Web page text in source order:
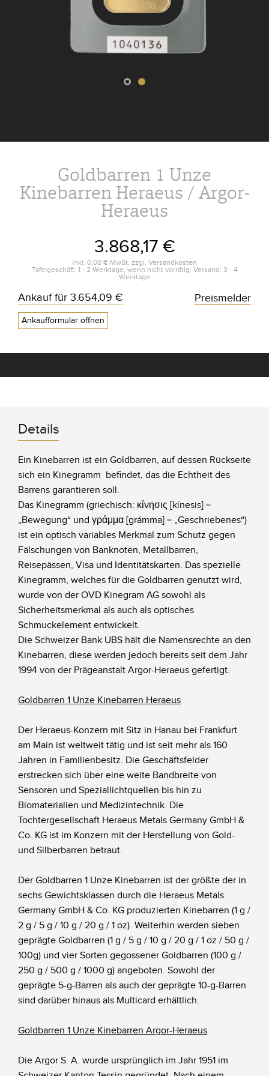
Goldbarren 1 Unze
Kinebarren Heraeus / Argor-
Heraeus
3.868,17 €
inkl. 0,00 € MwSt. zzgl. Versandkosten
Tafelgeschäft: 1 - 2 Werktage, wenn nicht vorrätig; Versand: 3 - 4
Werktage
Ankauf für 3.654,09 €
Ankaufformular öffnen
Preismelder
Details
Ein Kinebarren ist ein Goldbarren, auf dessen Rückseite
sich ein Kinegramm befindet, das die Echtheit des
Barrens garantieren soll.
Das Kinegramm (griechisch: κίνησις [kínesis] =
„Bewegung“ und γράμμα [grámma] = „Geschriebenes“)
ist ein optisch variables Merkmal zum Schutz gegen
Fälschungen von Banknoten, Metallbarren,
Reisepässen, Visa und Identitätskarten. Das spezielle
Kinegramm, welches für die Goldbarren genutzt wird,
wurde von der OVD Kinegram AG sowohl als
Sicherheitsmerkmal als auch als optisches
Schmuckelement entwickelt.
Die Schweizer Bank UBS hält die Namensrechte an den
Kinebarren, diese werden jedoch bereits seit dem Jahr
1994 von der Prägeanstalt Argor-Heraeus gefertigt.
Goldbarren 1 Unze Kinebarren Heraeus
Der Heraeus-Konzern mit Sitz in Hanau bei Frankfurt
am Main ist weltweit tätig und ist seit mehr als 160
Jahren in Familienbesitz. Die Geschäftsfelder
erstrecken sich über eine weite Bandbreite von
Sensoren und Speziallichtquellen bis hin zu
Biomaterialien und Medizintechnik. Die
Tochtergesellschaft Heraeus Metals Germany GmbH &
Co. KG ist im Konzern mit der Herstellung von Gold-
und Silberbarren betraut.
Der Goldbarren 1 Unze Kinebarren ist der größte der in
sechs Gewichtsklassen durch die Heraeus Metals
Germany GmbH & Co. KG produzierten Kinebarren (1 g /
2 g / 5 g / 10 g / 20 g / 1 oz). Weiterhin werden sieben
geprägte Goldbarren (1 g / 5 g / 10 g / 20 g / 1 oz / 50 g /
100g) und vier Sorten gegossener Goldbarren (100 g /
250 g / 500 g / 1000 g) angeboten. Sowohl der
geprägte 5-g-Barren als auch der geprägte 10-g-Barren
sind darüber hinaus als Multicard erhältlich.
Goldbarren 1 Unze Kinebarren Argor-Heraeus
Die Argor S. A. wurde ursprünglich im Jahr 1951 im